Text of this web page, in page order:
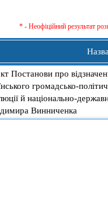
* - Неофіційний результат
Постанови про
громадсько-
й національно-
Винниченка